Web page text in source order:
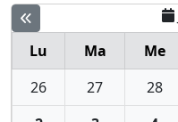
Lu
Ma Me
26
27 28